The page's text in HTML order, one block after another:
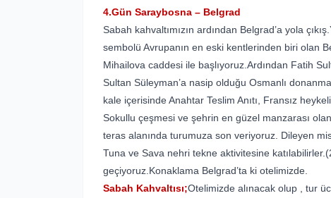
4.Gün Saraybosna – Belgrad
Sabah kahvaltımızın ardından Belgrad’a yola
sembolü Avrupanın en eski kentlerinden biri olan
Mihailova caddesi ile başlıyoruz.Ardından Fatih
Sultan Süleyman’a nasip olduğu Osmanlı
kale içerisinde Anahtar Teslim Anıtı, Fransız
Sokullu çeşmesi ve şehrin en güzel manzarası
teras alanında turumuza son veriyoruz. Dileyen
Tuna ve Sava nehri tekne aktivitesine
geçiyoruz.Konaklama Belgrad’ta ki otelimizde.
Sabah Kahvaltısı;Otelimizde alınacak olup , tur